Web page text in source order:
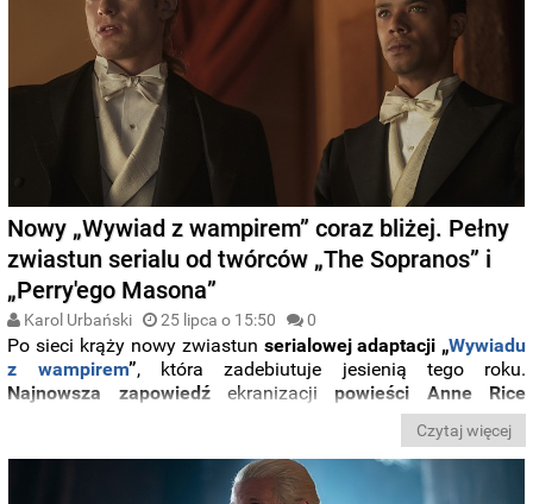
Nowy „Wywiad z wampirem” coraz bliżej. Pełny
zwiastun serialu od twórców „The Sopranos” i
„Perry'ego Masona”
Karol Urbański 25 lipca o 15:50 0
Po sieci krąży nowy zwiastun serialowej adaptacji „Wywiadu
z wampirem”, która zadebiutuje jesienią tego roku.
Najnowsza zapowiedźekranizacjipowieści Anne Rice
została wyświetlona w trakcie zakończonej wczoraj imprezy
. Rzućcie okiem, jak prezentuje się
produkcja stacjiAMC(„Breaking Bad”, „The Walking Dead”).
Czytaj więcej